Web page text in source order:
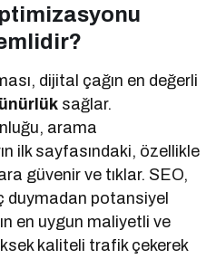
dijital çağın en değerli
sağlar.
arama
ilk sayfasındaki, özellikle
güvenir ve tıklar. SEO,
duymadan potansiyel
en uygun maliyetli ve
kaliteli trafik çekerek